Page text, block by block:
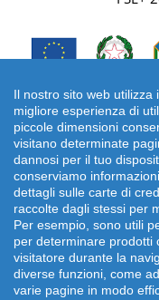
Il nostro sito web utilizza
migliore esperienza di
piccole dimensioni
visitano determinate
dannosi per il tuo
conserviamo
dettagli sulle carte di
raccolte dagli stessi per
Per esempio, sono utili
per determinare prodotti
visitatore durante la
diverse funzioni, come
varie pagine in modo
Copyright 2026
Cestia 1C, 00153